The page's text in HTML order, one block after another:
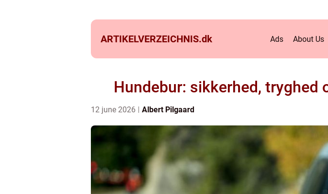
ARTIKELVERZEICHNIS.dk Ads About Us
Hundebur: sikkerhed, tryghed
12 june 2026 Albert Pilgaard